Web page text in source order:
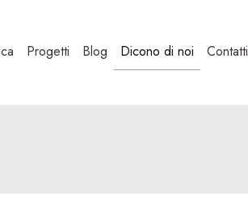
Progetti Blog Dicono di noi Contatti